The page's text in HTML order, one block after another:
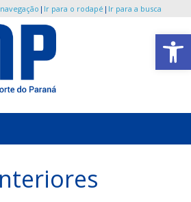
Abrir a barra de ferramentas
| Ir para o rodapé | Ir para a busca